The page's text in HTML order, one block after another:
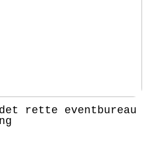
rette eventbureau